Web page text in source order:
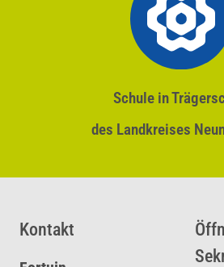
Schule in
des Landkreises
Kontakt